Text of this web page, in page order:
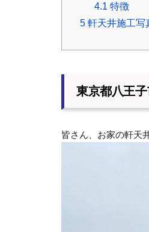
4.1 特徴
5 軒天井施工写
東京都八王
皆さん、お家の軒天